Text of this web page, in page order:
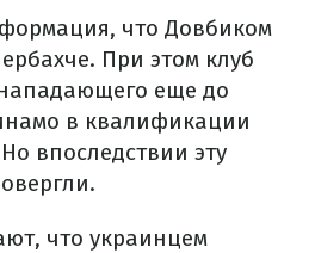
что Довбиком
При этом клуб
еще до
в квалификации
впоследствии эту
что украинцем